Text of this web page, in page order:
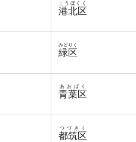
港北区
こうほくく
緑区
みどりく
青葉区
あおばく
都筑区
つづきく